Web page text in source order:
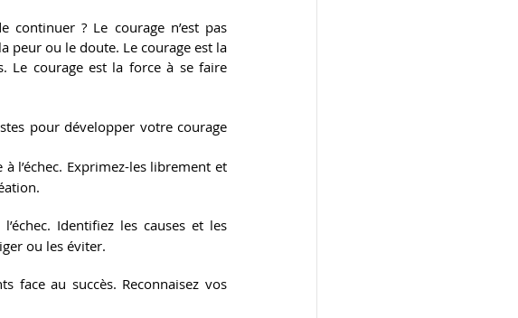
? Le courage n’est pas
peur ou le doute. Le courage est la
Le courage est la force à se faire
pour développer votre courage
l’échec. Exprimez-les librement et
Identifiez les causes et les
ou les éviter.
face au succès. Reconnaisez vos